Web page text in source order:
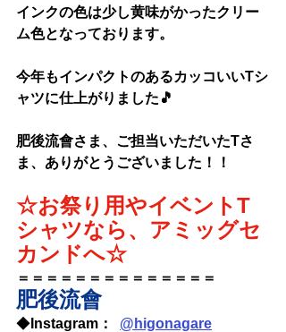
インクの色は少し黄味がかったクリー
ム色となっております。
今年もインパクトのあるカッコいいTシ
ャツに仕上がりました🎵
肥後流會さま、ご担当いただいたTさ
ま、ありがとうございました！！
☆お祭り用やイベントT
シャツなら、アミッグセ
カンドへ☆
＝＝＝＝＝＝＝＝＝＝＝＝＝＝
肥後流會
◆ Instagram： @higonagare